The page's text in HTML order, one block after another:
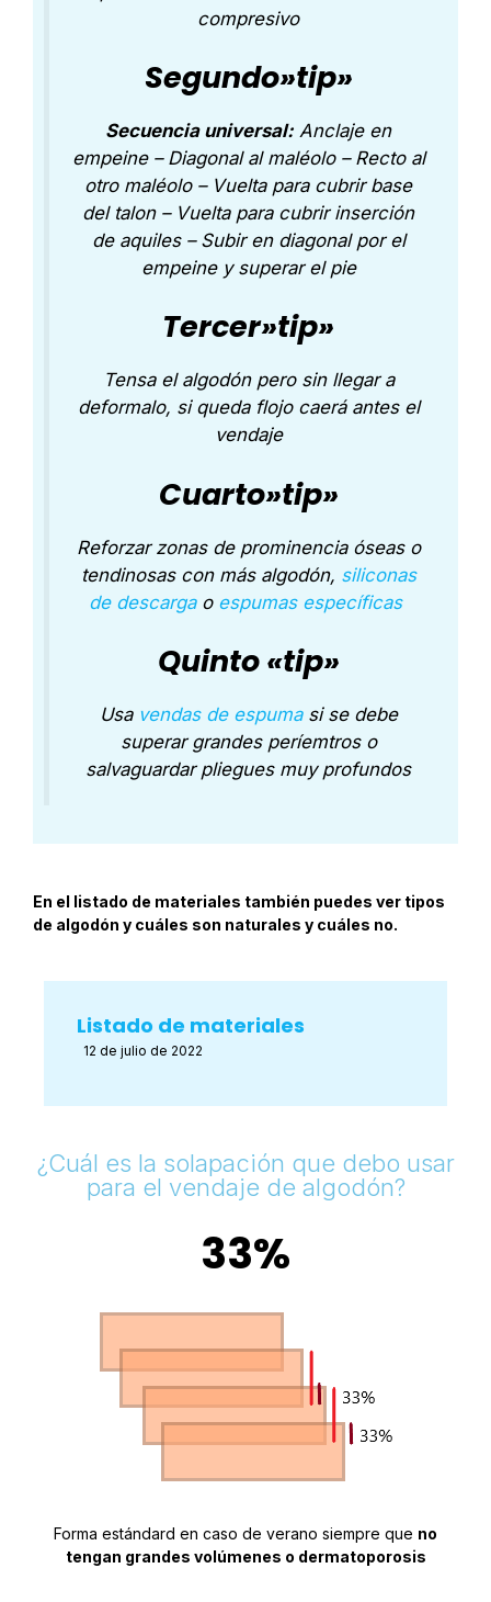
compresivo
Segundo»tip»
Secuencia universal: Anclaje en
empeine – Diagonal al maléolo – Recto al
otro maléolo – Vuelta para cubrir base
del talon – Vuelta para cubrir inserción
de aquiles – Subir en diagonal por el
empeine y superar el pie
Tercer»tip»
Tensa el algodón pero sin llegar a
deformalo, si queda flojo caerá antes el
vendaje
Cuarto»tip»
Reforzar zonas de prominencia óseas o
tendinosas con más algodón, siliconas
de descargao espumas específicas
Quinto «tip»
Usa vendas de espumasi se debe
superar grandes períemtros o
salvaguardar pliegues muy profundos
En el listado de materiales también puedes ver tipos
de algodón y cuáles son naturales y cuáles no.
Listado de materiales
12 de julio de 2022
¿Cuál es la solapación que debo usar
para el vendaje de algodón?
33%
Forma estándard en caso de verano siempre que no
tengan grandes volúmenes o dermatoporosis